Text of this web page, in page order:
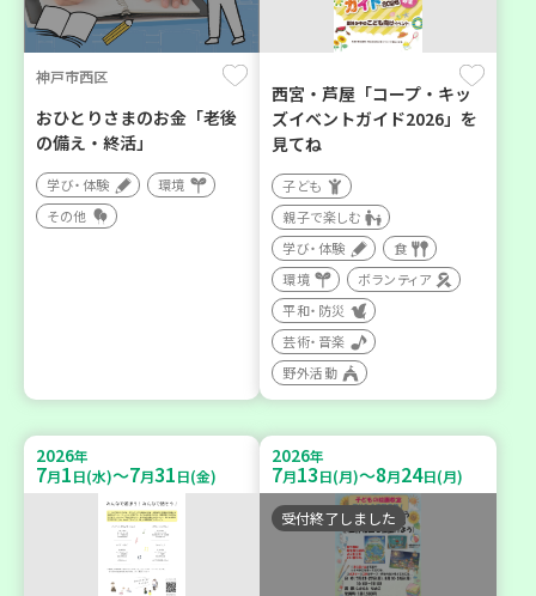
神戸市西区
おひとりさまのお金「老後
の備え・終活」
学び・体験
環境
その他
西宮・芦屋「コープ・キッ
ズイベントガイド2026」を
見てね
子ども
親子で楽しむ
学び・体験
食
環境
ボランティア
平和・防災
芸術・音楽
野外活動
2026年
7月1日(水)～7月31日(金)
2026年
7月13日(月)～8月24日(月)
受付終了しました